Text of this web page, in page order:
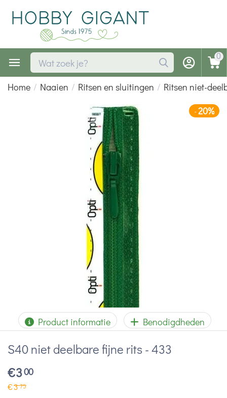
0
Home / Naaien / Ritsen en sluitingen / Ritsen niet-
-20%
Product informatie Benodigdheden
S40 niet deelbare fijne rits - 433
€300
€375